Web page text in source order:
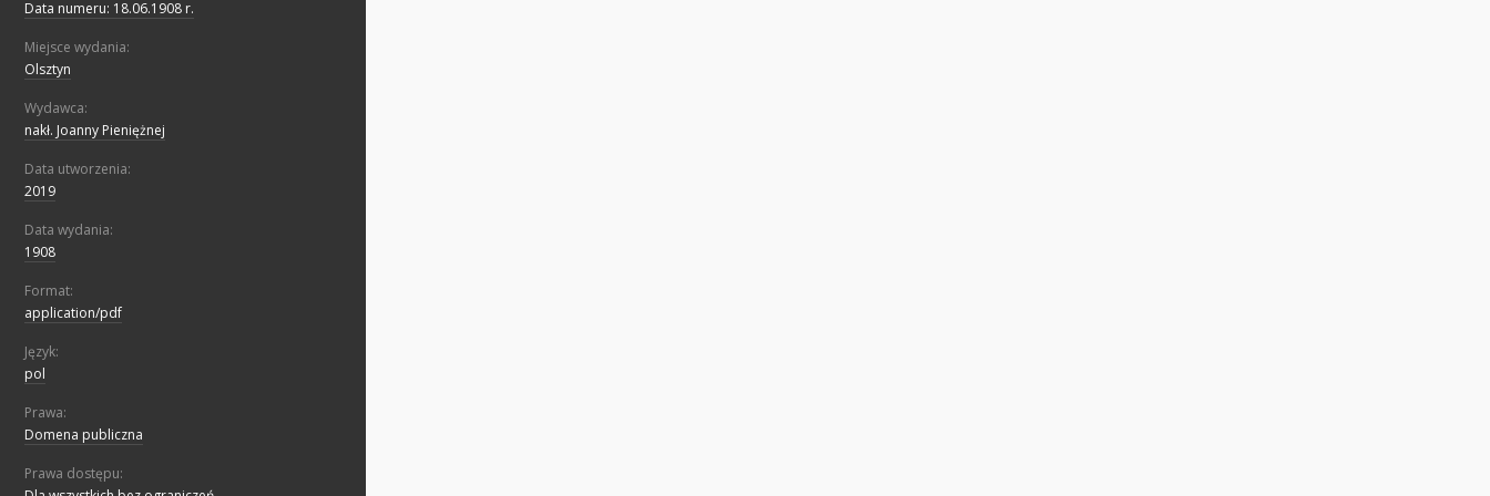
Data numeru: 18.06.1908 r.
Miejsce wydania:
Olsztyn
Wydawca:
nakł. Joanny Pieniężnej
Data utworzenia:
2019
Data wydania:
1908
Format:
application/pdf
Język:
pol
Prawa:
Domena publiczna
Prawa dostępu: